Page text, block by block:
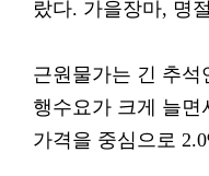
랐다. 가을장마, 명
근원물가는 긴 추석
행수요가 크게 늘면
가격을 중심으로